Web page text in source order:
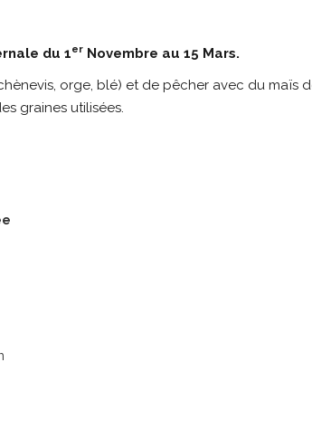
du 1er Novembre au 15 Mars.
orge, blé) et de pêcher avec du maïs
graines utilisées.